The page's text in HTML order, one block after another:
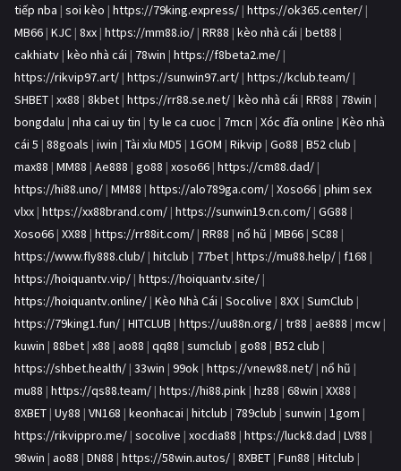
tiếp nba | soi kèo | https://79king.express/ | https://ok365.center/ |
MB66 | KJC | 8xx | https://mm88.io/ | RR88 | kèo nhà cái | bet88 |
cakhiatv | kèo nhà cái | 78win | https://f8beta2.me/ |
https://rikvip97.art/ | https://sunwin97.art/ | https://kclub.team/ |
SHBET | xx88 | 8kbet | https://rr88.se.net/ | kèo nhà cái | RR88 | 78win |
bongdalu | nha cai uy tin | ty le ca cuoc | 7mcn | Xóc đĩa online | Kèo nhà
cái 5 | 88goals | iwin | Tài xỉu MD5 | 1GOM | Rikvip | Go88 | B52 club |
max88 | MM88 | Ae888 | go88 | xoso66 | https://cm88.dad/ |
https://hi88.uno/ | MM88 | https://alo789ga.com/ | Xoso66 | phim sex
vlxx | https://xx88brand.com/ | https://sunwin19.cn.com/ | GG88 |
Xoso66 | XX88 | https://rr88it.com/ | RR88 | nổ hũ | MB66 | SC88 |
https://www.fly888.club/ | hitclub | 77bet | https://mu88.help/ | f168 |
https://hoiquantv.vip/ | https://hoiquantv.site/ |
https://hoiquantv.online/ | Kèo Nhà Cái | Socolive | 8XX | SumClub |
https://79king1.fun/ | HITCLUB | https://uu88n.org/ | tr88 | ae888 | mcw |
kuwin | 88bet | x88 | ao88 | qq88 | sumclub | go88 | B52 club |
https://shbet.health/ | 33win | 99ok | https://vnew88.net/ | nổ hũ |
mu88 | https://qs88.team/ | https://hi88.pink | hz88 | 68win | XX88 |
8XBET | Uy88 | VN168 | keonhacai | hitclub | 789club | sunwin | 1gom |
https://rikvippro.me/ | socolive | xocdia88 | https://luck8.dad | LV88 |
98win | ao88 | DN88 | https://58win.autos/ | 8XBET | Fun88 | Hitclub |